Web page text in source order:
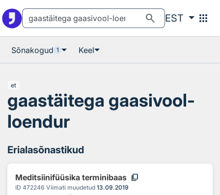
search EST apps
Sõnakogud 1 Keel
et
gaastäitega gaasivool-
loendur
Erialasõnastikud
Meditsiinifüüsika terminibaas content_copy
ID 472246 Viimati muudetud 13.09.2019